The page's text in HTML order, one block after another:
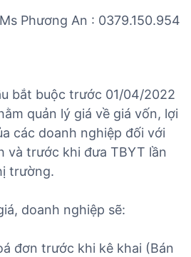
Phương An : 0379.150.954
bắt buộc trước 01/04/2022
quản lý giá về giá vốn, lợi
các doanh nghiệp đối với
và trước khi đưa TBYT lần
trường.
doanh nghiệp sẽ:
đơn trước khi kê khai (Bán